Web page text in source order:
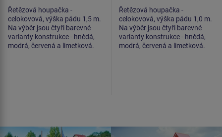
Řetězová houpačka -
celokovová, výška pádu 1,5 m.
Na výběr jsou čtyři barevné
varianty konstrukce - hnědá,
modrá, červená a limetková.
Řetězová houpačka -
celokovová, výška pádu 1,0 m.
Na výběr jsou čtyři barevné
varianty konstrukce - hnědá,
modrá, červená a limetková.